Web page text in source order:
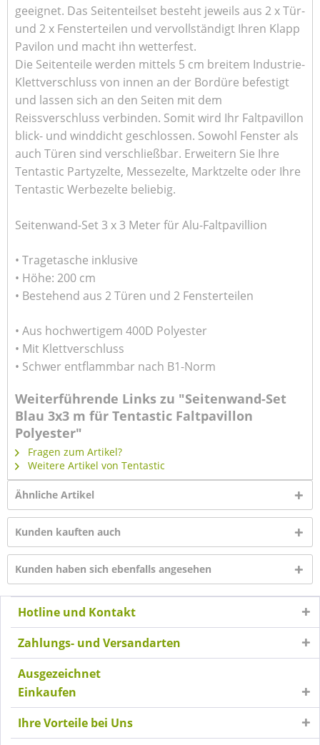
geeignet. Das Seitenteilset besteht jeweils aus 2 x Tür-
und 2 x Fensterteilen und vervollständigt Ihren Klapp
Pavilon und macht ihn wetterfest.
Die Seitenteile werden mittels 5 cm breitem Industrie-
Klettverschluss von innen an der Bordüre befestigt
und lassen sich an den Seiten mit dem
Reissverschluss verbinden. Somit wird Ihr Faltpavillon
blick- und winddicht geschlossen. Sowohl Fenster als
auch Türen sind verschließbar. Erweitern Sie Ihre
Tentastic Partyzelte, Messezelte, Marktzelte oder Ihre
Tentastic Werbezelte beliebig.
Seitenwand-Set 3 x 3 Meter für Alu-Faltpavillion
• Tragetasche inklusive
• Höhe: 200 cm
• Bestehend aus 2 Türen und 2 Fensterteilen
• Aus hochwertigem 400D Polyester
• Mit Klettverschluss
• Schwer entflammbar nach B1-Norm
Weiterführende Links zu "Seitenwand-Set
Blau 3x3 m für Tentastic Faltpavillon
Polyester"
Fragen zum Artikel?
Weitere Artikel von Tentastic
Ähnliche Artikel
Kunden kauften auch
Kunden haben sich ebenfalls angesehen
Hotline und Kontakt
Zahlungs- und Versandarten
Ausgezeichnet
Einkaufen
Ihre Vorteile bei Uns